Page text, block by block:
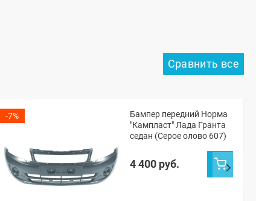
-7%
Бампер передний Норма
"Кампласт" Лада Гранта
седан (Серое олово 607)
4 400 руб.